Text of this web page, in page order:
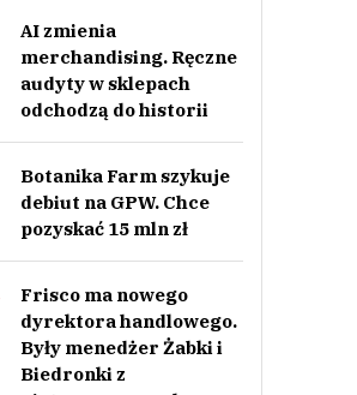
AI zmienia
merchandising. Ręczne
audyty w sklepach
odchodzą do historii
Botanika Farm szykuje
debiut na GPW. Chce
pozyskać 15 mln zł
Frisco ma nowego
dyrektora handlowego.
Były menedżer Żabki i
Biedronki z